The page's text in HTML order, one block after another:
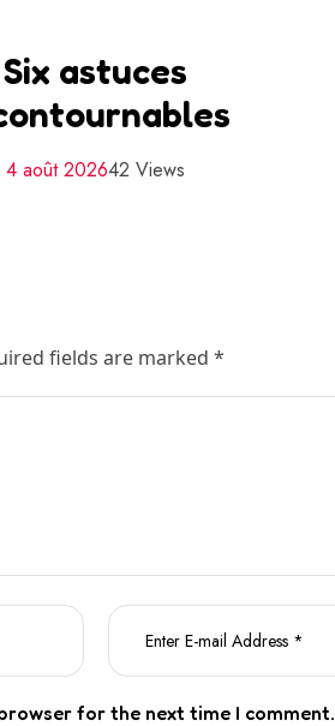
Six astuces
4 août 202642 Views
fields are marked *
for the next time I comment.